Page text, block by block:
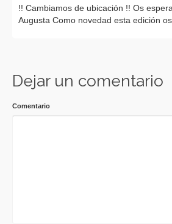
!! Cambiamos de ubicación !! Os
Augusta Como novedad esta edición
Dejar un comentario
Comentario